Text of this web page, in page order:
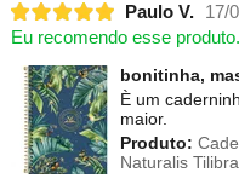
Paulo V.
17/
Eu recomendo esse produto.
bonitinha,
È um
maior.
Produto:
Naturalis Tilibra